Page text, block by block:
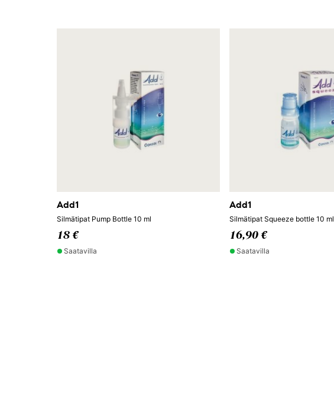
Add1
Silmätipat Pump Bottle 10 ml
18 €
Saatavilla
Add1
Silmätipat Squeeze bottle 10 ml
16,90 €
Saatavilla